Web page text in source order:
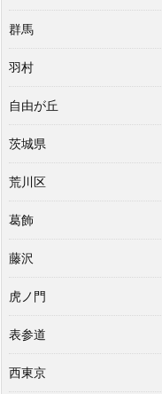
群馬
羽村
自由が丘
茨城県
荒川区
葛飾
藤沢
虎ノ門
表参道
西東京